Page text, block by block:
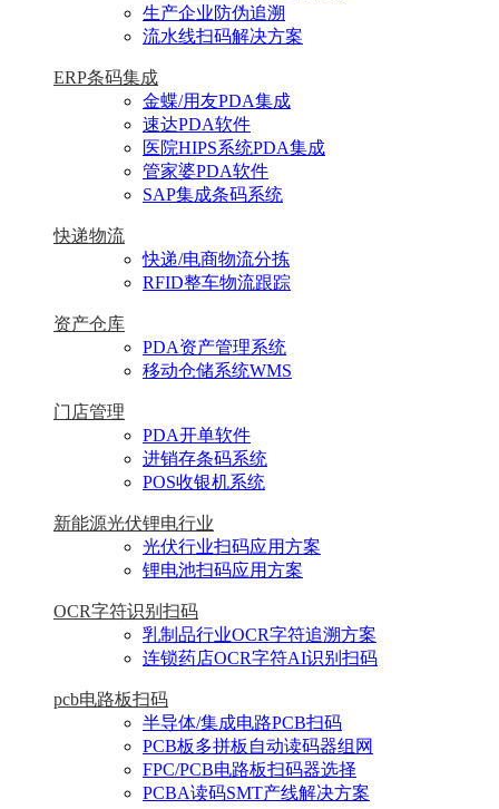
生产企业防伪追溯
流水线扫码解决方案
ERP条码集成
金蝶/用友PDA集成
速达PDA软件
医院HIPS系统PDA集成
管家婆PDA软件
SAP集成条码系统
快递物流
快递/电商物流分拣
RFID整车物流跟踪
资产仓库
PDA资产管理系统
移动仓储系统WMS
门店管理
PDA开单软件
进销存条码系统
POS收银机系统
新能源光伏锂电行业
光伏行业扫码应用方案
锂电池扫码应用方案
OCR字符识别扫码
乳制品行业OCR字符追溯方案
连锁药店OCR字符AI识别扫码
pcb电路板扫码
半导体/集成电路PCB扫码
PCB板多拼板自动读码器组网
FPC/PCB电路板扫码器选择
PCBA读码SMT产线解决方案